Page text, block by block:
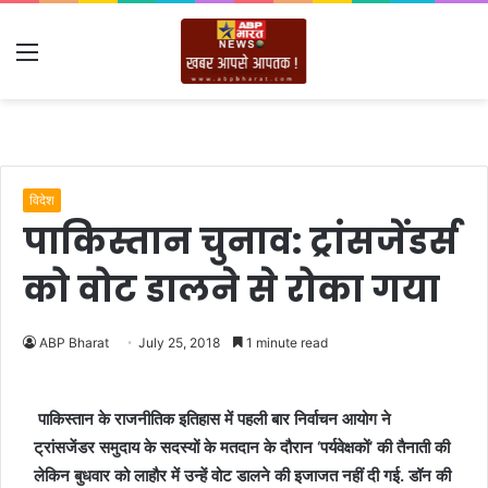
Menu
विदेश
पाकिस्तान चुनाव: ट्रांसजेंडर्स
को वोट डालने से रोका गया
ABP Bharat July 25, 2018 1 minute read
पाकिस्तान के राजनीतिक इतिहास में पहली बार निर्वाचन आयोग ने
ट्रांसजेंडर समुदाय के सदस्यों के मतदान के दौरान ‘पर्यवेक्षकों’ की तैनाती की
लेकिन बुधवार को लाहौर में उन्हें वोट डालने की इजाजत नहीं दी गई. डॉन की